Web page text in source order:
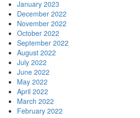
January 2023
December 2022
November 2022
October 2022
September 2022
August 2022
July 2022
June 2022
May 2022
April 2022
March 2022
February 2022